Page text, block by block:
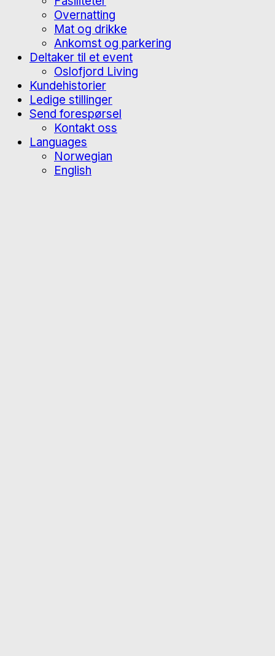
Overnatting
Mat og drikke
Ankomst og parkering
Deltaker til et event
Oslofjord Living
Kundehistorier
Ledige stillinger
Send forespørsel
Kontakt oss
Languages
Norwegian
English